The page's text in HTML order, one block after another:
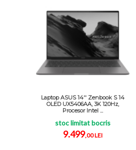
Laptop ASUS 14'' Zenbook S 14
OLED UX5406AA, 3K 120Hz,
Procesor Intel ...
stoc limitat bocris
9.499,00 LEI